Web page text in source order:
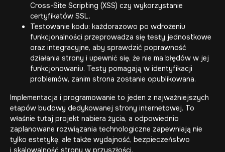
Cross-Site Scripting (XSS) czy wykorzystanie
certyfikatów SSL.
Testowanie kodu: każdorazowo po wdrożeniu
funkcjonalności przeprowadza się testy jednostkowe
oraz integracyjne, aby sprawdzić poprawność
działania strony i upewnić się, że nie ma błędów w jej
funkcjonowaniu. Testy pomagają w identyfikacji
problemów, zanim strona zostanie opublikowana.
Implementacja i programowanie to jeden z najważniejszych
etapów budowy dedykowanej strony internetowej. To
właśnie tutaj projekt nabiera życia, a odpowiednio
zaplanowane rozwiązania technologiczne zapewniają nie
tylko estetykę, ale także wydajność, bezpieczeństwo
i skalowalność strony w przyszłości.